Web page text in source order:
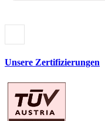
Unsere Zertifizierungen